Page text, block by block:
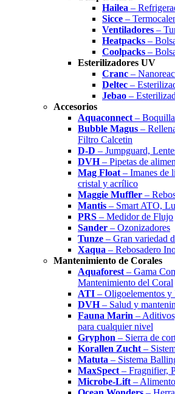
Hailea –
Sicce –
Ventiladores –
Heatpacks –
Coolpacks –
Esterilizadores UV
Cranc –
Deltec –
Jebao –
Accesorios
Aquaconnect –
Bubble Magus –
Filtro Calcetin
D-D – Jumpguard,
DVH– Pipetas de
Mag Float – Imanes de
cristal y acrílico
Maggie Muffler –
Mantis – Smart ATO,
PRS – Medidor de Flujo
Sander – Ozonizadores
Tunze – Gran variedad
Xaqua – Rebosadero
Mantenimiento de Corales
Aquaforest – Gama
Mantenimiento del Coral
ATI – Oligoelementos
DVH– Salud y
Fauna Marin –
para cualquier nivel
Gryphon – Sierra de
Korallen Zucht –
Matuta – Sistema
MaxSpect – Fragnifier,
Microbe-Lift –